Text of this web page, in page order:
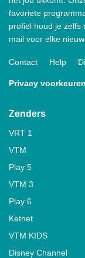
favoriete
profiel houd je zelfs
mail voor elke
Contact Help
Privacy
Zenders
VRT 1
VTM
Play 5
VTM 3
Play 6
Ketnet
VTM KIDS
Disney Channel